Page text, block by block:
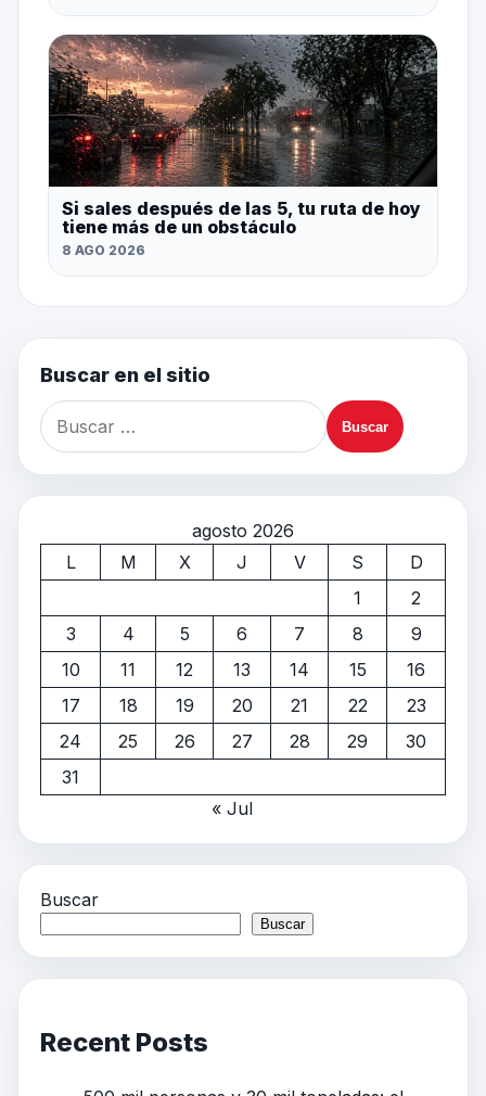
Si sales después de las 5, tu ruta de hoy
tiene más de un obstáculo
8 AGO 2026
Buscar en el sitio
agosto 2026
L
M X J V S
D
1
2
3
4 5 6 7 8
9
10
11 12 13 14 15
16
17
18 19 20 21 22
23
24
25 26 27 28 29
30
31
« Jul
Buscar
Buscar
Recent Posts